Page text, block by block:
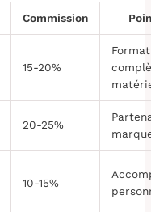
Commission
15-20%
20-25%
10-15%